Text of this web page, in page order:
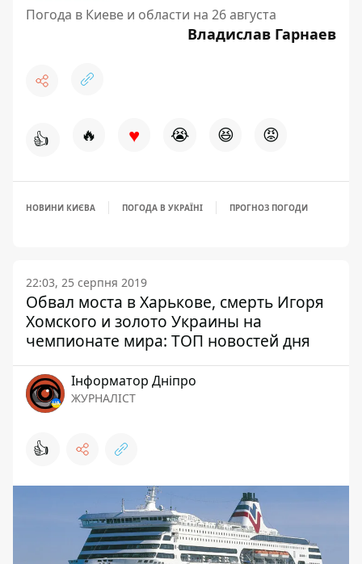
Погода в Киеве и области на 26 августа
Владислав Гарнаев
👍 🔥 ♥ 😭 😆 😡
НОВИНИ КИЄВА ПОГОДА В УКРАЇНІ ПРОГНОЗ ПОГОДИ
22:03, 25 серпня 2019
Обвал моста в Харькове, смерть Игоря
Хомского и золото Украины на
чемпионате мира: ТОП новостей дня
Інформатор Дніпро
ЖУРНАЛІСТ
👍